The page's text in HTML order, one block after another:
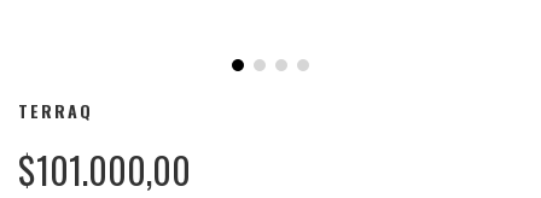
TERRAQ
$101.000,00